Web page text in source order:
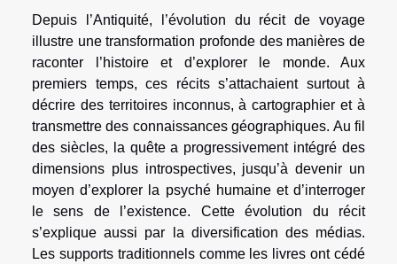
Depuis l’Antiquité, l’évolution du récit de voyage
illustre une transformation profonde des manières de
raconter l’histoire et d’explorer le monde. Aux
premiers temps, ces récits s’attachaient surtout à
décrire des territoires inconnus, à cartographier et à
transmettre des connaissances géographiques. Au fil
des siècles, la quête a progressivement intégré des
dimensions plus introspectives, jusqu’à devenir un
moyen d’explorer la psyché humaine et d’interroger
le sens de l’existence. Cette évolution du récit
s’explique aussi par la diversification des médias.
Les supports traditionnels comme les livres ont cédé